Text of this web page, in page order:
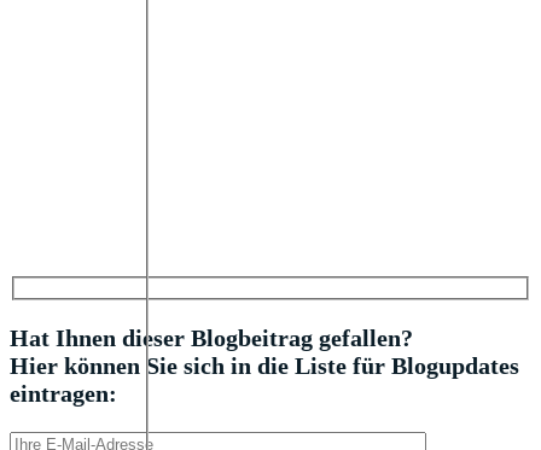
Hat Ihnen dieser Blogbeitrag gefallen?
Hier können Sie sich in die Liste für Blogupdates
eintragen: